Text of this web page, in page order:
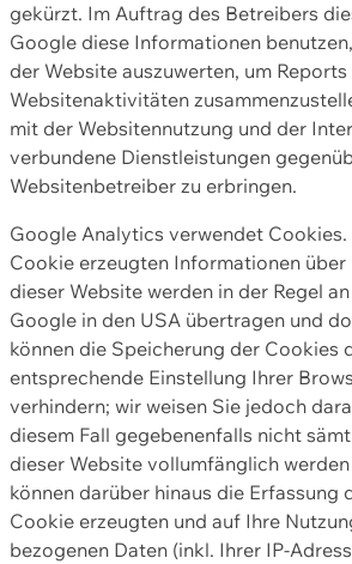
gekürzt. Im Auftrag des Betreibers
Google diese Informationen
der Website auszuwerten, um
Websitenaktivitäten
mit der Websitennutzung und der
verbundene Dienstleistungen
Websitenbetreiber zu erbringen.
Google Analytics verwendet Cookies.
Cookie erzeugten Informationen über
dieser Website werden in der Regel
Google in den USA übertragen und
können die Speicherung der Cookies
entsprechende Einstellung Ihrer
verhindern; wir weisen Sie jedoch
diesem Fall gegebenenfalls nicht
dieser Website vollumfänglich
können darüber hinaus die Erfassung
Cookie erzeugten und auf Ihre
bezogenen Daten (inkl. Ihrer IP-